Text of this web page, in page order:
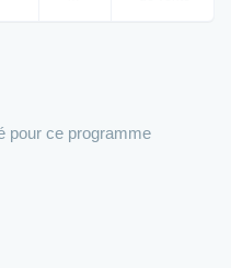
pour ce programme